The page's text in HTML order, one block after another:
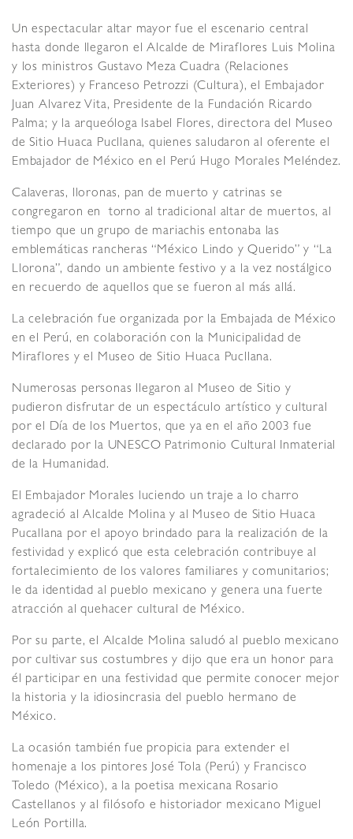
Un espectacular altar mayor fue el escenario central
hasta donde llegaron el Alcalde de Miraflores Luis Molina
y los ministros Gustavo Meza Cuadra (Relaciones
Exteriores) y Franceso Petrozzi (Cultura), el Embajador
Juan Alvarez Vita, Presidente de la Fundación Ricardo
Palma; y la arqueóloga Isabel Flores, directora del Museo
de Sitio Huaca Pucllana, quienes saludaron al oferente el
Embajador de México en el Perú Hugo Morales Meléndez.
Calaveras, lloronas, pan de muerto y catrinas se
congregaron en torno al tradicional altar de muertos, al
tiempo que un grupo de mariachis entonaba las
emblemáticas rancheras “México Lindo y Querido” y “La
Llorona”, dando un ambiente festivo y a la vez nostálgico
en recuerdo de aquellos que se fueron al más allá.
La celebración fue organizada por la Embajada de México
en el Perú, en colaboración con la Municipalidad de
Miraflores y el Museo de Sitio Huaca Pucllana.
Numerosas personas llegaron al Museo de Sitio y
pudieron disfrutar de un espectáculo artístico y cultural
por el Día de los Muertos, que ya en el año 2003 fue
declarado por la UNESCO Patrimonio Cultural Inmaterial
de la Humanidad.
El Embajador Morales luciendo un traje a lo charro
agradeció al Alcalde Molina y al Museo de Sitio Huaca
Pucallana por el apoyo brindado para la realización de la
festividad y explicó que esta celebración contribuye al
fortalecimiento de los valores familiares y comunitarios;
le da identidad al pueblo mexicano y genera una fuerte
atracción al quehacer cultural de México.
Por su parte, el Alcalde Molina saludó al pueblo mexicano
por cultivar sus costumbres y dijo que era un honor para
él participar en una festividad que permite conocer mejor
la historia y la idiosincrasia del pueblo hermano de
México.
La ocasión también fue propicia para extender el
homenaje a los pintores José Tola (Perú) y Francisco
Toledo (México), a la poetisa mexicana Rosario
Castellanos y al filósofo e historiador mexicano Miguel
León Portilla.